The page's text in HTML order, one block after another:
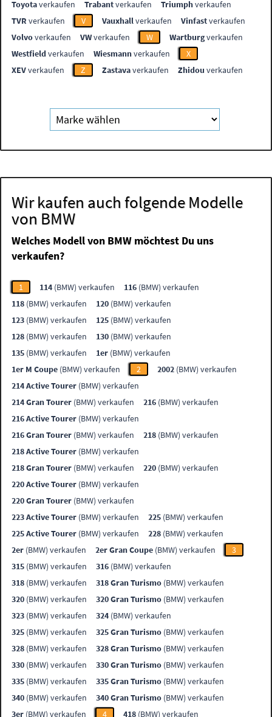
Toyotaverkaufen Trabantverkaufen Triumphverkaufen
TVR verkaufen V Vauxhallverkaufen Vinfastverkaufen
Volvoverkaufen VWverkaufen W Wartburgverkaufen
Westfieldverkaufen Wiesmannverkaufen
X
XEVverkaufen Z Zastavaverkaufen Zhidou verkaufen
Wir kaufen auch folgende Modelle
von BMW
Welches Modell von BMW möchtest Du uns
verkaufen?
1 114 (BMW) verkaufen 116 (BMW) verkaufen
118 (BMW) verkaufen 120 (BMW) verkaufen
123 (BMW) verkaufen 125 (BMW) verkaufen
128 (BMW) verkaufen 130 (BMW) verkaufen
135 (BMW) verkaufen 1er (BMW) verkaufen
1er M Coupe (BMW) verkaufen 2 2002 (BMW) verkaufen
214 Active Tourer (BMW) verkaufen
214 Gran Tourer (BMW) verkaufen 216 (BMW) verkaufen
216 Active Tourer (BMW) verkaufen
216 Gran Tourer (BMW) verkaufen 218 (BMW) verkaufen
218 Active Tourer (BMW) verkaufen
218 Gran Tourer (BMW) verkaufen 220 (BMW) verkaufen
220 Active Tourer (BMW) verkaufen
220 Gran Tourer (BMW) verkaufen
223 Active Tourer (BMW) verkaufen 225 (BMW) verkaufen
225 Active Tourer (BMW) verkaufen 228 (BMW) verkaufen
2er (BMW) verkaufen 2er Gran Coupe (BMW) verkaufen
3
315 (BMW) verkaufen 316 (BMW) verkaufen
318 (BMW) verkaufen 318 Gran Turismo (BMW) verkaufen
320 (BMW) verkaufen 320 Gran Turismo (BMW) verkaufen
323 (BMW) verkaufen 324 (BMW) verkaufen
325 (BMW) verkaufen 325 Gran Turismo (BMW) verkaufen
328 (BMW) verkaufen 328 Gran Turismo (BMW) verkaufen
330 (BMW) verkaufen 330 Gran Turismo (BMW) verkaufen
335 (BMW) verkaufen 335 Gran Turismo (BMW) verkaufen
340 (BMW) verkaufen 340 Gran Turismo (BMW) verkaufen
3er (BMW) verkaufen 4 418 (BMW) verkaufen